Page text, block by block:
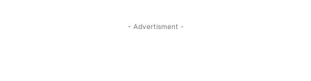
- Advertisment -